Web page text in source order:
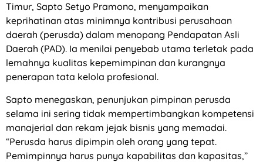
Timur, Sapto Setyo Pramono, menyampaikan
keprihatinan atas minimnya kontribusi perusahaan
daerah (perusda) dalam menopang Pendapatan Asli
Daerah (PAD). Ia menilai penyebab utama terletak pada
lemahnya kualitas kepemimpinan dan kurangnya
penerapan tata kelola profesional.
Sapto menegaskan, penunjukan pimpinan perusda
selama ini sering tidak mempertimbangkan kompetensi
manajerial dan rekam jejak bisnis yang memadai.
“Perusda harus dipimpin oleh orang yang tepat.
Pemimpinnya harus punya kapabilitas dan kapasitas,”